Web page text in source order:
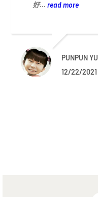
好... read more
PUNPUN YU
12/22/2021